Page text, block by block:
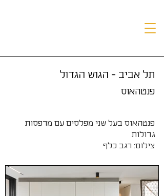
תל אביב - הגוש הגדול
פנטהאוס
פנטהאוס בעל שני מפלסים עם מרפסות
גדולות
צילום: רגב כלף